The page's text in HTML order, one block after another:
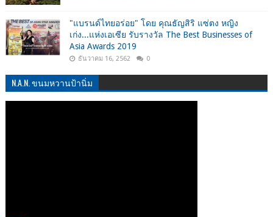
"แบรนด์ไทยอร่อย" โดย คุณธัญสิริ แซ่ตง หญิง
เก่ง...แห่งเอเซีย รับรางวัล The Best Businesses of
Asia Awards 2019
ธันวาคม 16, 2562 0
N.A.N. ขนมหวานป้านิ่ม